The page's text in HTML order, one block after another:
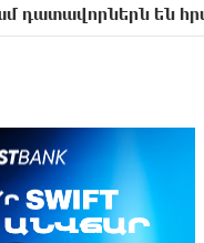
են հրաժարվում,